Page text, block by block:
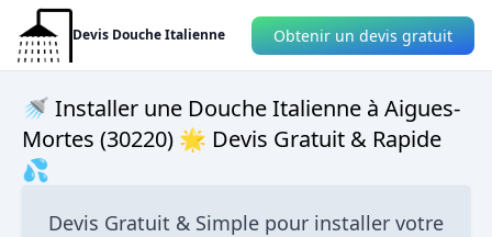
Devis Douche Italienne Obtenir un devis gratuit
🚿 Installer une Douche Italienne à Aigues-
Mortes (30220) 🌟 Devis Gratuit & Rapide
💦
Devis Gratuit & Simple pour installer votre